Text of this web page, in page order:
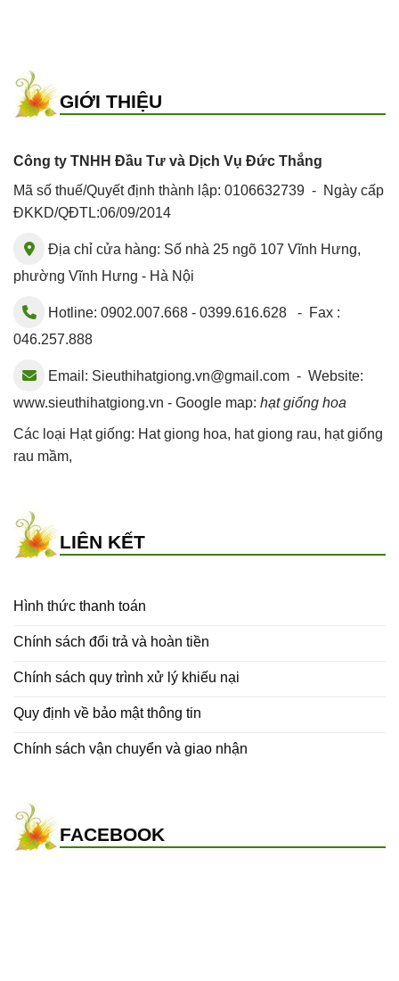
GIỚI THIỆU
Công ty TNHH Đầu Tư và Dịch Vụ Đức Thắng
Mã số thuế/Quyết định thành lập: 0106632739 - Ngày cấp
ĐKKD/QĐTL:06/09/2014
Địa chỉ cửa hàng: Số nhà 25 ngõ 107 Vĩnh Hưng,
phường Vĩnh Hưng - Hà Nội
Hotline: 0902.007.668 - 0399.616.628 - Fax :
046.257.888
Email: Sieuthihatgiong.vn@gmail.com - Website:
www.sieuthihatgiong.vn - Google map: hạt giống hoa
Các loại Hạt giống: Hat giong hoa, hat giong rau, hạt giống
rau mầm,
LIÊN KẾT
Hình thức thanh toán
Chính sách đổi trả và hoàn tiền
Chính sách quy trình xử lý khiếu nại
Quy định về bảo mật thông tin
Chính sách vận chuyển và giao nhận
FACEBOOK